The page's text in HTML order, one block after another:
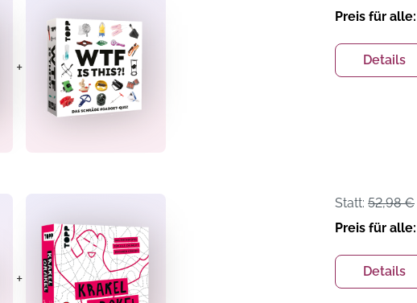
+
Preis für alle:
Details
+
Statt: 52,98 €
Preis für alle:
Details